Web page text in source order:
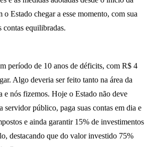
o Estado chegar a esse momento, com sua
contas equilibradas.
período de 10 anos de déficits, com R$ 4
Algo deveria ser feito tanto na área da
e nós fizemos. Hoje o Estado não deve
servidor público, paga suas contas em dia e
e ainda garantir 15% de investimentos
destacando que do valor investido 75%